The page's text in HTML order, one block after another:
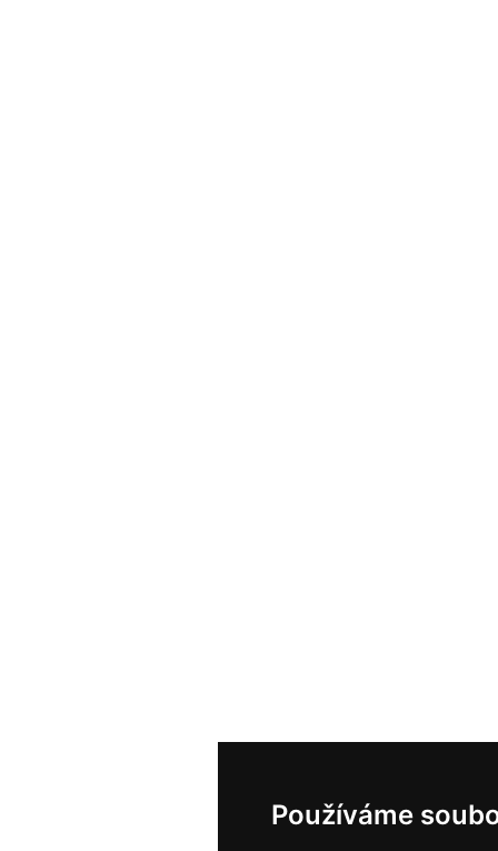
Používáme